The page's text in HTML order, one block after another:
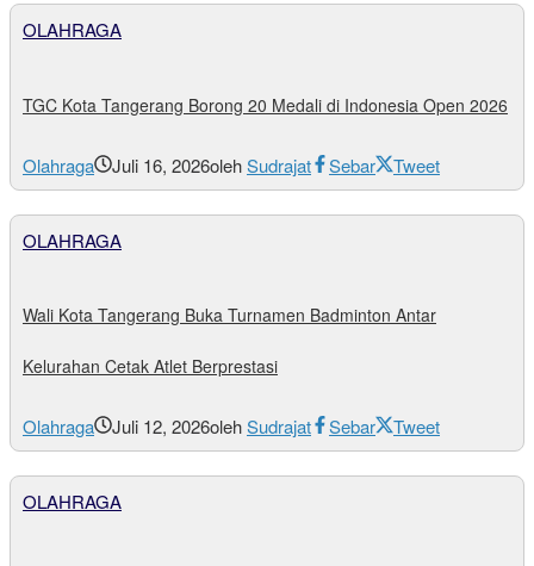
OLAHRAGA
TGC Kota Tangerang Borong 20 Medali di Indonesia Open 2026
Olahraga Juli 16, 2026olehSudrajat Sebar Tweet
OLAHRAGA
Wali Kota Tangerang Buka Turnamen Badminton Antar
Kelurahan Cetak Atlet Berprestasi
Olahraga Juli 12, 2026olehSudrajat Sebar Tweet
OLAHRAGA